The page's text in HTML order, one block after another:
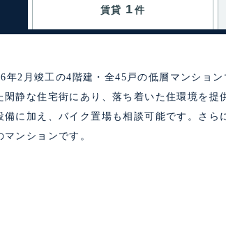
賃貸 1 件
年2月竣工の4階建・全45戸の低層マンショ
静な住宅街にあり、落ち着いた住環境を提
に加え、バイク置場も相談可能です。さら
ンションです。